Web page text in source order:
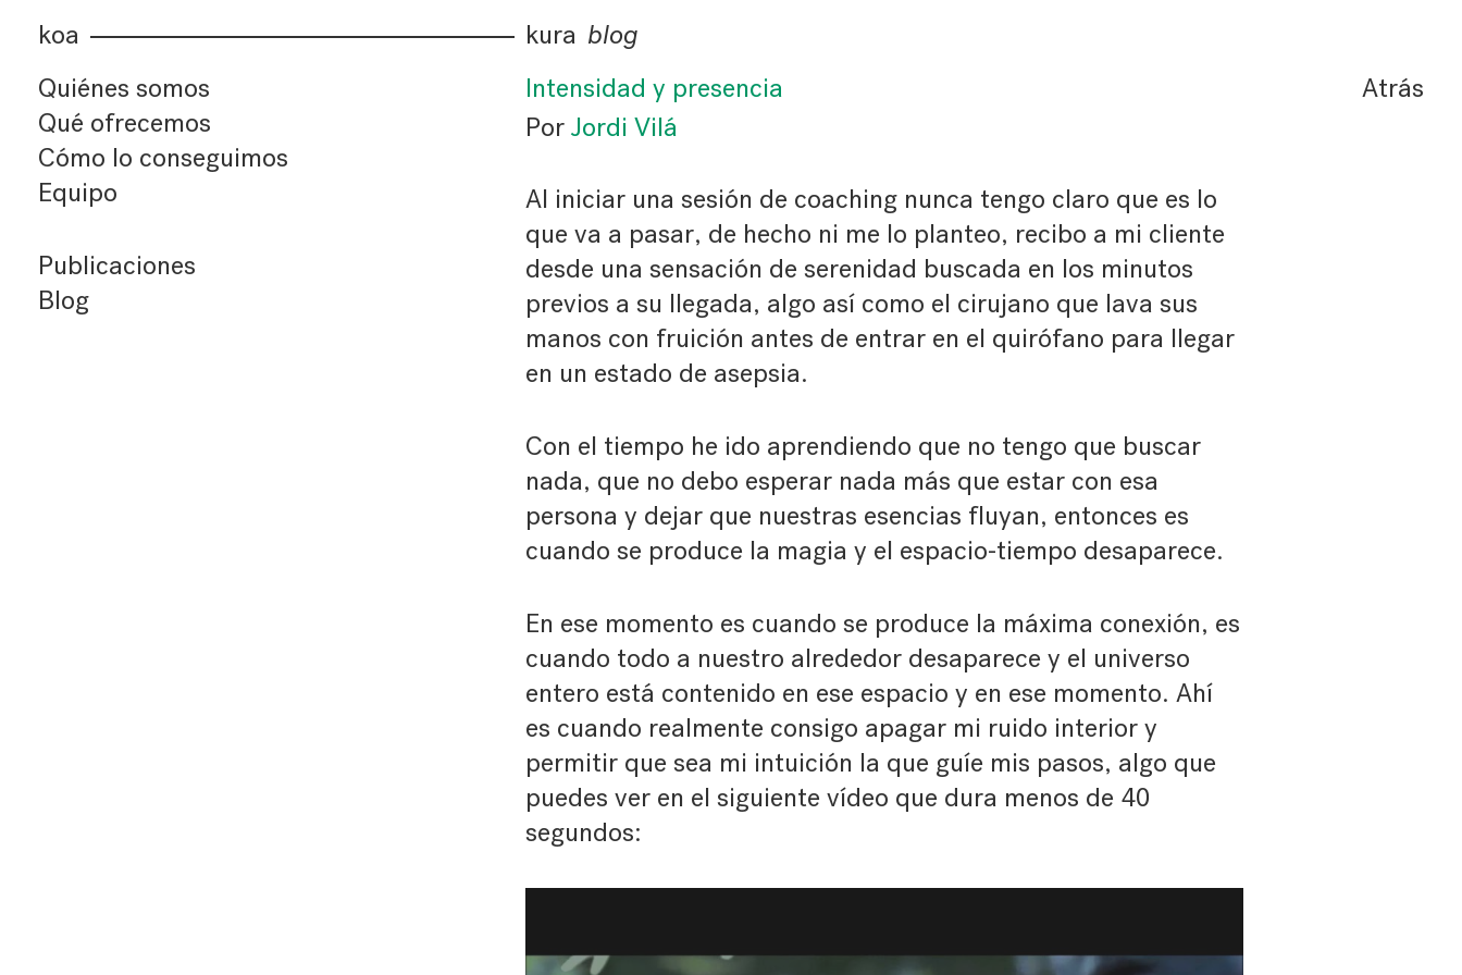
koa kura blog
Quiénes somos
Qué ofrecemos
Cómo lo conseguimos
Equipo
Publicaciones
Blog
Intensidad y presencia
Atrás
Por Jordi Vilá
Al iniciar una sesión de coaching nunca tengo claro que es lo
que va a pasar, de hecho ni me lo planteo, recibo a mi cliente
desde una sensación de serenidad buscada en los minutos
previos a su llegada, algo así como el cirujano que lava sus
manos con fruición antes de entrar en el quirófano para llegar
en un estado de asepsia.
Con el tiempo he ido aprendiendo que no tengo que buscar
nada, que no debo esperar nada más que estar con esa
persona y dejar que nuestras esencias fluyan, entonces es
cuando se produce la magia y el espacio-tiempo desaparece.
En ese momento es cuando se produce la máxima conexión, es
cuando todo a nuestro alrededor desaparece y el universo
entero está contenido en ese espacio y en ese momento. Ahí
es cuando realmente consigo apagar mi ruido interior y
permitir que sea mi intuición la que guíe mis pasos, algo que
puedes ver en el siguiente vídeo que dura menos de 40
segundos: